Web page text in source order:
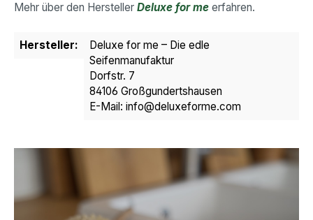
Mehr über den Hersteller Deluxe for me erfahren.
Hersteller:
Deluxe for me – Die edle
Seifenmanufaktur
Dorfstr. 7
84106 Großgundertshausen
E-Mail: info@deluxeforme.com